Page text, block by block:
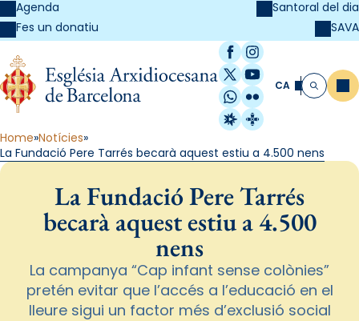
Agenda
Fes un donatiu
Santoral del dia
SAVA
Facebook
Instagram
X / Twitter
YouTube
WhatsApp
Flickr
Radio Estel
Catalunya
CA Cerca
Home Notícies
La Fundació Pere Tarrés becarà aquest estiu a 4.500 nens
La Fundació Pere Tarrés
becarà aquest estiu a 4.500
nens
La campanya “Cap infant sense colònies”
pretén evitar que l’accés a l’educació en el
lleure sigui un factor més d’exclusió social